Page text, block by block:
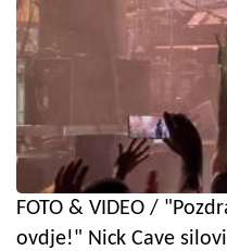
FOTO & VIDEO /
ovdje!" Nick Cave